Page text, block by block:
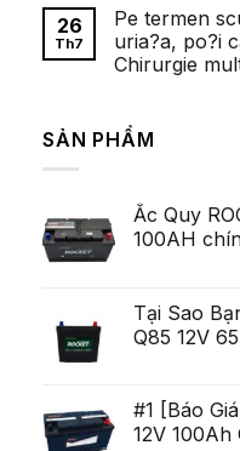
exista
cazinouri
cu
depunere
minima
Lei
arata
exista
Ob?
ine?
i
bình
luận
ở
Fetele
frumoase
Majoritatea
Serviceman,
deschis
poten?
ial
26
Th7
Pe termen
uria?a, po?i
Chirurgie
luận
ở
variabilitatea
poate
fi
tiga
Chirurgie
mult
mai
SẢN PHẨM
Ắc Quy
100AH
Tại Sao
Q85 12V
#1 [Báo
12V